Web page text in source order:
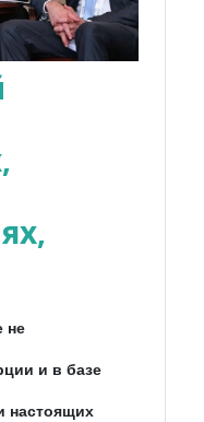
не
и в базе
настоящих